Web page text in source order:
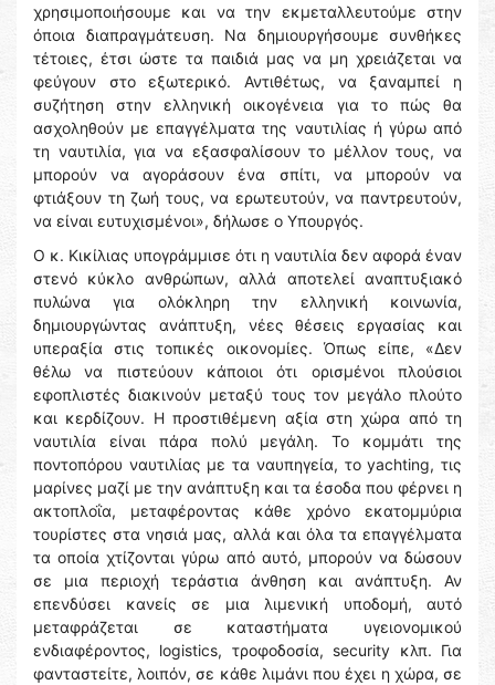
χρησιμοποιήσουμε και να την εκμεταλλευτούμε στην
όποια διαπραγμάτευση. Να δημιουργήσουμε συνθήκες
τέτοιες, έτσι ώστε τα παιδιά μας να μη χρειάζεται να
φεύγουν στο εξωτερικό. Αντιθέτως, να ξαναμπεί η
συζήτηση στην ελληνική οικογένεια για το πώς θα
ασχοληθούν με επαγγέλματα της ναυτιλίας ή γύρω από
τη ναυτιλία, για να εξασφαλίσουν το μέλλον τους, να
μπορούν να αγοράσουν ένα σπίτι, να μπορούν να
φτιάξουν τη ζωή τους, να ερωτευτούν, να παντρευτούν,
να είναι ευτυχισμένοι», δήλωσε ο Υπουργός.
Ο κ. Κικίλιας υπογράμμισε ότι η ναυτιλία δεν αφορά έναν
στενό κύκλο ανθρώπων, αλλά αποτελεί αναπτυξιακό
πυλώνα για ολόκληρη την ελληνική κοινωνία,
δημιουργώντας ανάπτυξη, νέες θέσεις εργασίας και
υπεραξία στις τοπικές οικονομίες. Όπως είπε, «Δεν
θέλω να πιστεύουν κάποιοι ότι ορισμένοι πλούσιοι
εφοπλιστές διακινούν μεταξύ τους τον μεγάλο πλούτο
και κερδίζουν. Η προστιθέμενη αξία στη χώρα από τη
ναυτιλία είναι πάρα πολύ μεγάλη. Το κομμάτι της
ποντοπόρου ναυτιλίας με τα ναυπηγεία, το yachting, τις
μαρίνες μαζί με την ανάπτυξη και τα έσοδα που φέρνει η
ακτοπλοΐα, μεταφέροντας κάθε χρόνο εκατομμύρια
τουρίστες στα νησιά μας, αλλά και όλα τα επαγγέλματα
τα οποία χτίζονται γύρω από αυτό, μπορούν να δώσουν
σε μια περιοχή τεράστια άνθηση και ανάπτυξη. Αν
επενδύσει κανείς σε μια λιμενική υποδομή, αυτό
μεταφράζεται σε καταστήματα υγειονομικού
ενδιαφέροντος, logistics, τροφοδοσία, security κλπ. Για
φανταστείτε, λοιπόν, σε κάθε λιμάνι που έχει η χώρα, σε